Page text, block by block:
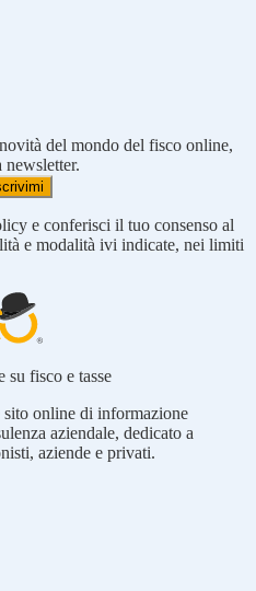
del mondo del fisco online,
e conferisci il tuo consenso al
e modalità ivi indicate, nei limiti
fisco e tasse
online di informazione
aziendale, dedicato a
aziende e privati.